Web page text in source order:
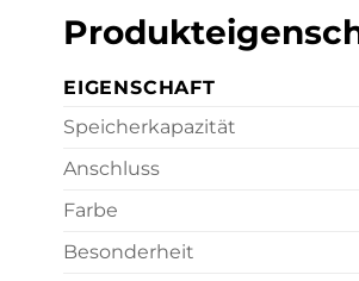
EIGENSCHAFT
Speicherkapazität
Anschluss
Farbe
Besonderheit